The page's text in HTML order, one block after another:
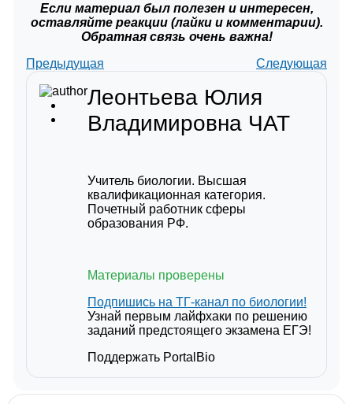
Если материал был полезен и интересен,
оставляйте реакции (лайки и комментарии).
Обратная связь очень важна!
Предыдущая
Следующая
Леонтьева Юлия
Владимировна ЧАТ
Учитель биологии. Высшая
квалификационная категория.
Почетный работник сферы
образования РФ.
Материалы проверены
Подпишись на ТГ-канал по биологии!
Узнай первым лайфхаки по решению
заданий предстоящего экзамена ЕГЭ!
Поддержать PortalBio